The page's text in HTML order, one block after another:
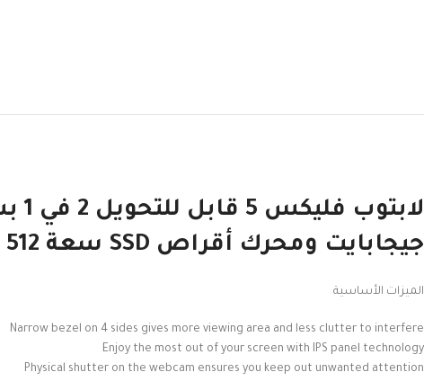
جيجابايت ومحرك أقراص SSD سعة 512 جيجابايت وبطاقة رسومات إنفيديا جيفورس MX330 رمادي
الميزات الأساسية
Narrow bezel on 4 sides gives more viewing area and less clutter to interfere
Enjoy the most out of your screen with IPS panel technology
Physical shutter on the webcam ensures you keep out unwanted attention